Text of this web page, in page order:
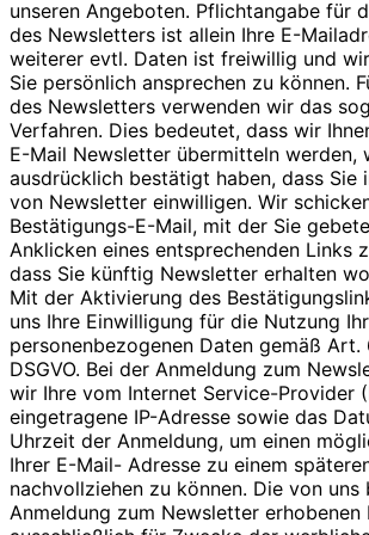
unseren Angeboten. Pflichtangabe für
des Newsletters ist allein Ihre E-
weiterer evtl. Daten ist freiwillig und
Sie persönlich ansprechen zu können.
des Newsletters verwenden wir das
Verfahren. Dies bedeutet, dass wir
E-Mail Newsletter übermitteln werden,
ausdrücklich bestätigt haben, dass Sie
von Newsletter einwilligen. Wir
Bestätigungs-E-Mail, mit der Sie
Anklicken eines entsprechenden Links
dass Sie künftig Newsletter erhalten
Mit der Aktivierung des
uns Ihre Einwilligung für die Nutzung
personenbezogenen Daten gemäß Art.
DSGVO. Bei der Anmeldung zum
wir Ihre vom Internet Service-Provider
eingetragene IP-Adresse sowie das
Uhrzeit der Anmeldung, um einen
Ihrer E-Mail- Adresse zu einem
nachvollziehen zu können. Die von uns
Anmeldung zum Newsletter erhobenen